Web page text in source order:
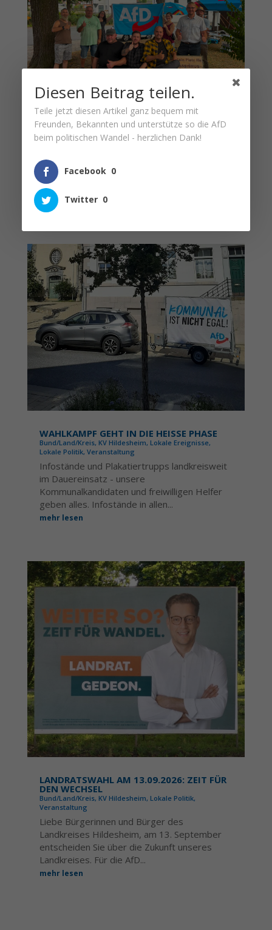
PREMIERE – ERSTER INFOSTAND IN HOLLE
Bund/Land/Kreis,KV Hildesheim,Lokale Politik,
Veranstaltung
fand gestern der erste Infostand in "der
Gemeinde mit den Burgen und Schlössern"
vor dem Rathaus statt...
mehr lesen
WAHLKAMPF GEHT IN DIE HEISSE PHASE
Bund/Land/Kreis, KV Hildesheim, Lokale Ereignisse,
Lokale Politik, Veranstaltung
Infostände und Plakatiertrupps landkreisweit
im Dauereinsatz - unsere
Kommunalkandidaten und freiwilligen Helfer
geben alles. Infostände in allen...
mehr lesen
LANDRATSWAHL AM 13.09.2026: ZEIT FÜR
DEN WECHSEL
Bund/Land/Kreis, KV Hildesheim, Lokale Politik,
Veranstaltung
Liebe Bürgerinnen und Bürger des
Landkreises Hildesheim, am 13. September
entscheiden Sie über die Zukunft unseres
Landkreises. Für die AfD...
mehr lesen
Diesen Beitrag teilen.
Teile jetzt diesen Artikel ganz bequem mit
Freunden, Bekannten und unterstütze so die AfD
beim politischen Wandel - herzlichen Dank!
Facebook 0
Twitter 0